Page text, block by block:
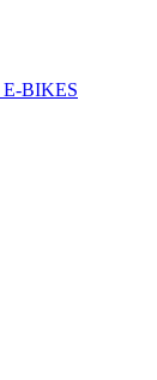
E-BIKES